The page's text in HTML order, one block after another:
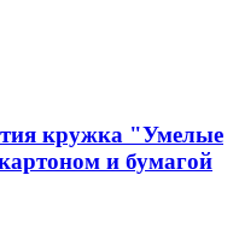
кружка "Умелые
и бумагой